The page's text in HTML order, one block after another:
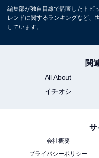
しくて仕方がなかった」
にゴールできず最後の方
かった」（兵庫県 女性）
トル』や『平泳ぎで15
泳げなかった場合、夏休
編集部が独自目線で調査したトピ
レンドに関するランキングなど、
しています。
関
All About
イチオシ
サ
会社概要
プライバシーポリシー